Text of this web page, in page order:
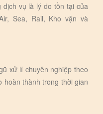
dịch vụ là lý do tồn tại của
Sea, Rail, Kho vận và
xử lí chuyên nghiệp theo
thành trong thời gian